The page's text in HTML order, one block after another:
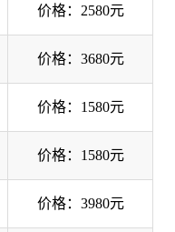
价格：2580元
价格：3680元
价格：1580元
价格：1580元
价格：3980元